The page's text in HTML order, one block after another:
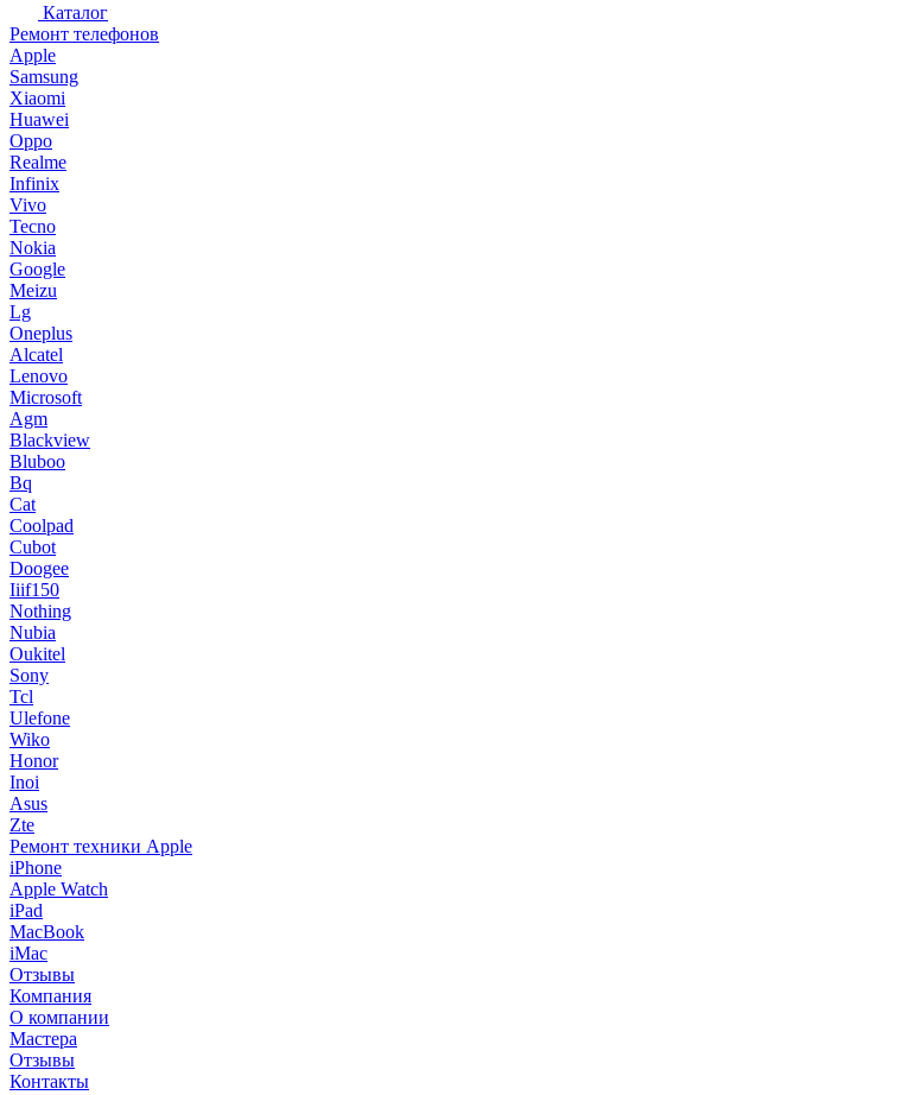
Каталог
Ремонт телефонов
Apple
Samsung
Xiaomi
Huawei
Oppo
Realme
Infinix
Vivo
Tecno
Nokia
Google
Meizu
Lg
Oneplus
Alcatel
Lenovo
Microsoft
Agm
Blackview
Bluboo
Bq
Cat
Coolpad
Cubot
Doogee
Iiif150
Nothing
Nubia
Oukitel
Sony
Tcl
Ulefone
Wiko
Honor
Inoi
Asus
Zte
Ремонт техники Apple
iPhone
Apple Watch
iPad
MacBook
iMac
Отзывы
Компания
О компании
Мастера
Отзывы
Контакты